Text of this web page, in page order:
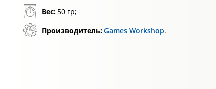
Вес: 50 гр;
Производитель:Games Workshop.